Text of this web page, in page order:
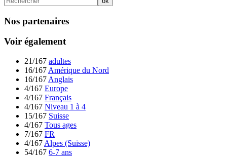
Nos partenaires
Voir également
21/167 adultes
16/167 Amérique du Nord
16/167 Anglais
4/167 Europe
4/167 Français
4/167 Niveau 1 à 4
15/167 Suisse
4/167 Tous ages
7/167 FR
4/167 Alpes (Suisse)
54/167 6-7 ans